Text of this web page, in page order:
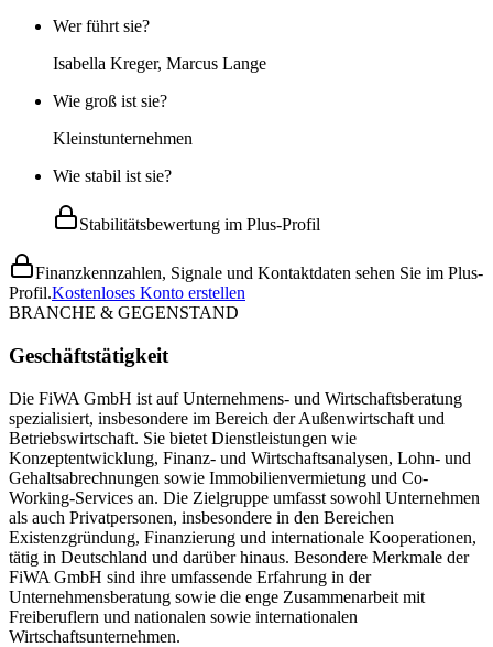
Wer führt sie?
Isabella Kreger, Marcus Lange
Wie groß ist sie?
Kleinstunternehmen
Wie stabil ist sie?
Stabilitätsbewertung im Plus-Profil
Finanzkennzahlen, Signale und Kontaktdaten sehen Sie im Plus-
Profil.Kostenloses Konto erstellen
BRANCHE & GEGENSTAND
Geschäftstätigkeit
Die FiWA GmbH ist auf Unternehmens- und Wirtschaftsberatung
spezialisiert, insbesondere im Bereich der Außenwirtschaft und
Betriebswirtschaft. Sie bietet Dienstleistungen wie
Konzeptentwicklung, Finanz- und Wirtschaftsanalysen, Lohn- und
Gehaltsabrechnungen sowie Immobilienvermietung und Co-
Working-Services an. Die Zielgruppe umfasst sowohl Unternehmen
als auch Privatpersonen, insbesondere in den Bereichen
Existenzgründung, Finanzierung und internationale Kooperationen,
tätig in Deutschland und darüber hinaus. Besondere Merkmale der
FiWA GmbH sind ihre umfassende Erfahrung in der
Unternehmensberatung sowie die enge Zusammenarbeit mit
Freiberuflern und nationalen sowie internationalen
Wirtschaftsunternehmen.